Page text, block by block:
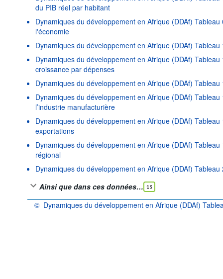
du PIB réel par habitant
Dynamiques du développement en Afrique (DDAf)
l'économie
Dynamiques du développement en Afrique (DDAf)
Dynamiques du développement en Afrique (DDAf)
croissance par dépenses
Dynamiques du développement en Afrique (DDAf)
Dynamiques du développement en Afrique (DDAf)
l’industrie manufacturière
Dynamiques du développement en Afrique (DDAf)
exportations
Dynamiques du développement en Afrique (DDAf)
régional
Dynamiques du développement en Afrique (DDAf)
Ainsi que dans ces données… 13
© Dynamiques du développement en Afrique (DDAf)